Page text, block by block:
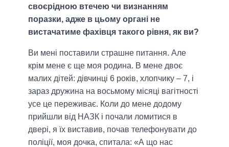
своєрідною втечею чи визнанням
поразки, адже в цьому органі не
вистачатиме фахівця такого рівня, як ви?
Ви мені поставили страшне питання. Але
крім мене є ще моя родина. В мене двоє
малих дітей: дівчинці 6 років, хлопчику – 7, і
зараз дружина на восьмому місяці вагітності
усе це переживає. Коли до мене додому
прийшли від НАЗК і почали ломитися в
двері, я їх виставив, почав телефонувати до
поліції, моя дочка, спитала: «А що нас